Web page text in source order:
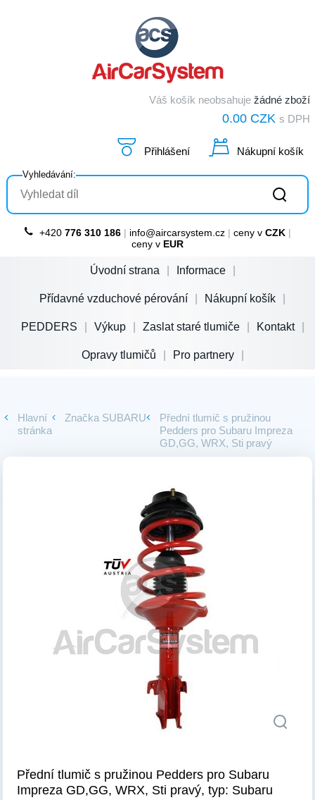
Váš košík neobsahuje žádné zboží
0.00 CZK s DPH
Nákupní košík
Přihlášení
+420776 310 186 | info@aircarsystem.cz |ceny vCZK |
ceny v EUR
Vyhledávání:
Úvodní strana Informace
Přídavné vzduchové pérování Nákupní košík
PEDDERS Výkup Zaslat staré tlumiče Kontakt
Opravy tlumičů Pro partnery
Hlavní
stránka
Značka SUBARU
Přední tlumič s pružinou
Pedders pro Subaru Impreza
GD,GG, WRX, Sti pravý
Přední tlumič s pružinou Pedders pro Subaru
Impreza GD,GG, WRX, Sti pravý, typ: Subaru